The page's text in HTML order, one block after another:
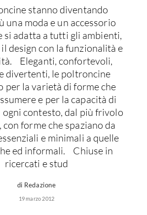
Luce
Lampade
Lampadari
Faretti
Applique
Plafoniere
Riscaldamento
Caminetti
stanno diventando
una moda e un accessorio
si adatta a tutti gli ambienti,
design con la funzionalità e
Eleganti, confortevoli,
divertenti, le poltroncine
per la varietà di forme che
e per la capacità di
contesto, dal più frivolo
con forme che spaziano da
e minimali a quelle
ed informali. Chiuse in
ricercati e stud
di Redazione
19 marzo 2012